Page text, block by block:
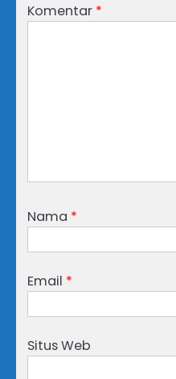
Komentar *
Nama *
Email *
Situs Web